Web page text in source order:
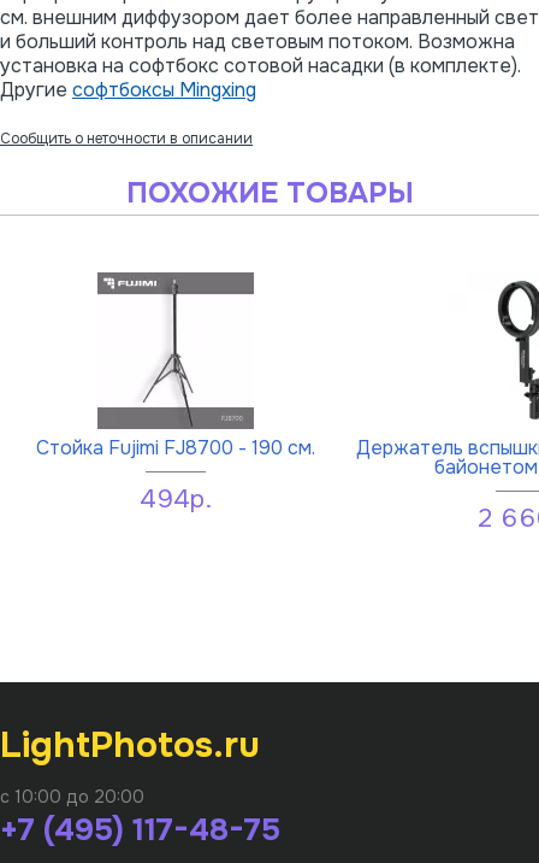
см. внешним диффузором дает более направленный свет
и больший контроль над световым потоком. Возможна
установка на софтбокс сотовой насадки (в комплекте).
Другие софтбоксы Mingxing
Сообщить о неточности в описании
ПОХОЖИЕ ТОВАРЫ
Стойка Fujimi FJ8700 - 190 см.
494р.
Держатель
2
LightPhotos.ru
с 10:00 до 20:00
+7 (495) 117-48-75